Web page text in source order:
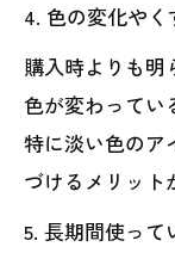
4. 色の変化やく
購入時よりも明
色が変わってい
特に淡い色のア
づけるメリット
5. 長期間使って